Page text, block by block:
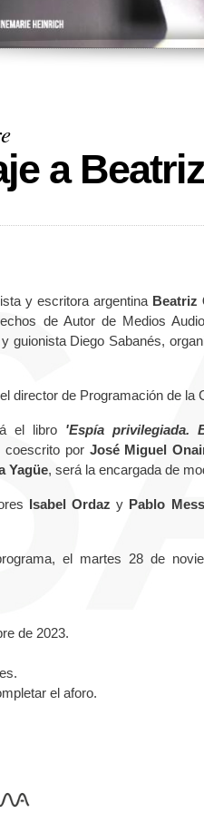
a
y escritora argentina Beatriz
de Autor de Medios
guionista Diego Sabanés,
director de Programación de la
el libro 'Espía
coescrito por José Miguel
Yagüe, será la encargada de
Isabel Ordaz y Pablo
el martes 28 de
de 2023.
el aforo.